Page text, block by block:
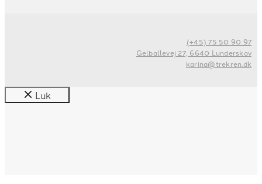
(+45) 75 50 90 97
Gelballevej 27, 6640 Lunderskov
karina@trekren.dk
Luk